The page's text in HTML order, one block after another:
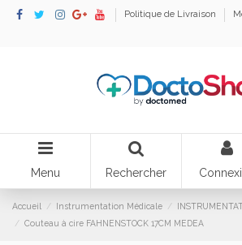
Politique de Livraison
Menu Rechercher
Accueil Instrumentation Médicale
Couteau à cire FAHNENSTOCK 17CM MEDEA